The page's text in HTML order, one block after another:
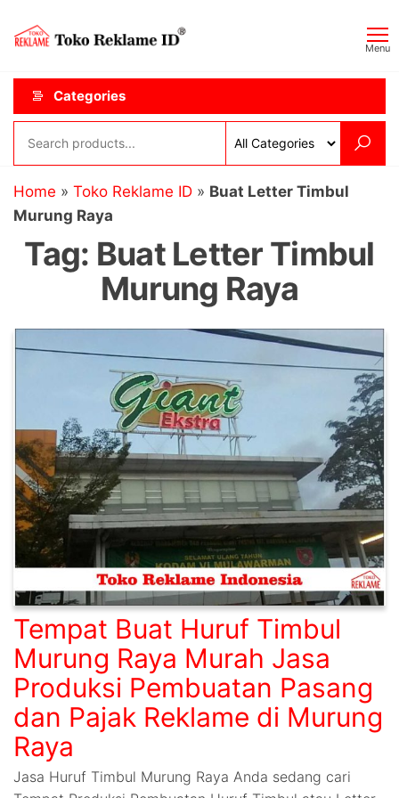
content
ID
Menu
Categories
Home » Toko Reklame ID » Buat Letter Timbul
Murung Raya
Tag: Buat Letter Timbul
Murung Raya
Tempat Buat Huruf Timbul
Murung Raya Murah Jasa
Produksi Pembuatan Pasang
dan Pajak Reklame di Murung
Raya
Jasa Huruf Timbul Murung Raya Anda sedang cari